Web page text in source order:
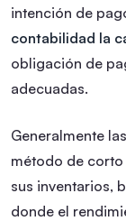
intención de
contabilidad la
obligación de
adecuadas.
Generalmente
método de
sus inventarios,
donde el